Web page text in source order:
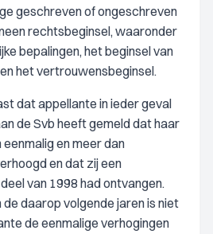
geschreven of ongeschreven
rechtsbeginsel, waaronder
bepalingen, het beginsel van
het vertrouwensbeginsel.
dat appellante in ieder geval
de Svb heeft gemeld dat haar
en meer dan
en dat zij een
van 1998 had ontvangen.
daarop volgende jaren is niet
de eenmalige verhogingen